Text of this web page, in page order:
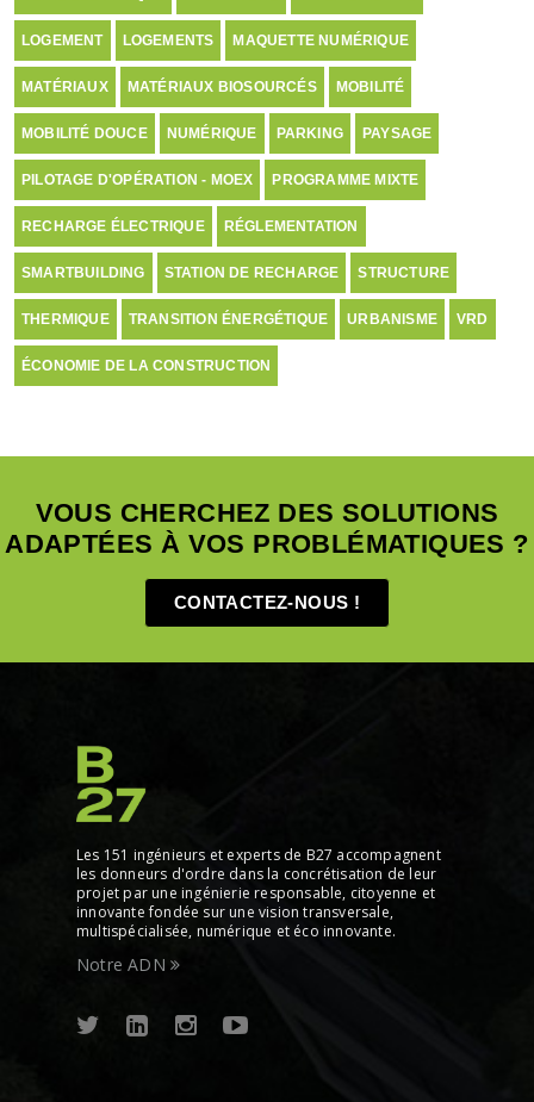
LOGEMENT LOGEMENTS MAQUETTE NUMÉRIQUE
MATÉRIAUX MATÉRIAUX BIOSOURCÉS MOBILITÉ
MOBILITÉ DOUCE NUMÉRIQUE PARKING PAYSAGE
PILOTAGE D'OPÉRATION - MOEX PROGRAMME MIXTE
RECHARGE ÉLECTRIQUE RÉGLEMENTATION
SMARTBUILDING STATION DE RECHARGE STRUCTURE
THERMIQUE TRANSITION ÉNERGÉTIQUE URBANISME VRD
ÉCONOMIE DE LA CONSTRUCTION
VOUS CHERCHEZ DES SOLUTIONS
ADAPTÉES À VOS PROBLÉMATIQUES ?
CONTACTEZ-NOUS !
Les 151 ingénieurs et experts de B27 accompagnent
les donneurs d'ordre dans la concrétisation de leur
projet par une ingénierie responsable, citoyenne et
innovante fondée sur une vision transversale,
multispécialisée, numérique et éco innovante.
Notre ADN